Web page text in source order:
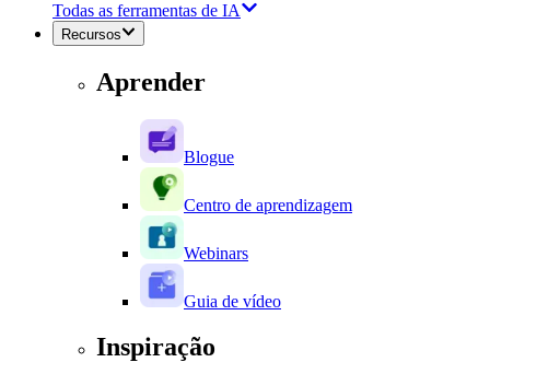
Todas as ferramentas de IA
Recursos
Aprender
Blogue
Centro de aprendizagem
Webinars
Guia de vídeo
Inspiração